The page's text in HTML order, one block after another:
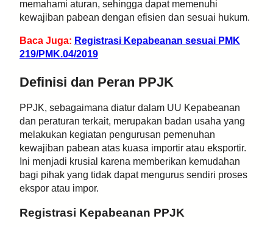
memahami aturan, sehingga dapat memenuhi
kewajiban pabean dengan efisien dan sesuai hukum.
Baca Juga: Registrasi Kepabeanan sesuai PMK
219/PMK.04/2019
Definisi dan Peran PPJK
PPJK, sebagaimana diatur dalam UU Kepabeanan
dan peraturan terkait, merupakan badan usaha yang
melakukan kegiatan pengurusan pemenuhan
kewajiban pabean atas kuasa importir atau eksportir.
Ini menjadi krusial karena memberikan kemudahan
bagi pihak yang tidak dapat mengurus sendiri proses
ekspor atau impor.
Registrasi Kepabeanan PPJK